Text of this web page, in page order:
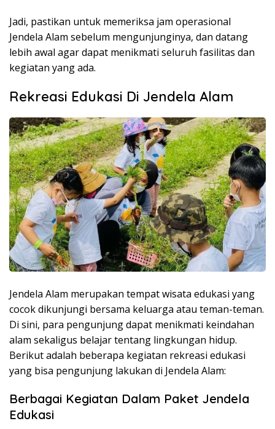
Jadi, pastikan untuk memeriksa jam operasional
Jendela Alam sebelum mengunjunginya, dan datang
lebih awal agar dapat menikmati seluruh fasilitas dan
kegiatan yang ada.
Rekreasi Edukasi Di Jendela Alam
Jendela Alam merupakan tempat wisata edukasi yang
cocok dikunjungi bersama keluarga atau teman-teman.
Di sini, para pengunjung dapat menikmati keindahan
alam sekaligus belajar tentang lingkungan hidup.
Berikut adalah beberapa kegiatan rekreasi edukasi
yang bisa pengunjung lakukan di Jendela Alam:
Berbagai Kegiatan Dalam Paket Jendela
Edukasi